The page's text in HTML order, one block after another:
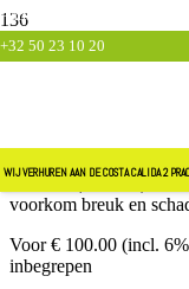
Aartrijkestraat 225, 8820
+32 50 23 10 20
WIJ VERHUREN AAN DE COSTA CALIDA 2
Laat uw
voorkom breuk en
Voor € 100.00 (incl.
inbegrepen